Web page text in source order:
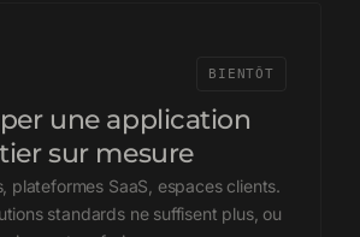
BIENTÔT
une application
sur mesure
plateformes SaaS, espaces clients.
standards ne suffisent plus, ou